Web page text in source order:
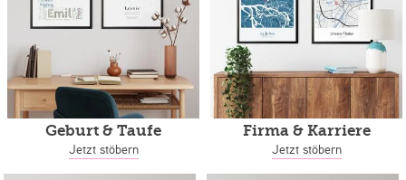
Geburt & Taufe
Jetzt stöbern
Firma & Karriere
Jetzt stöbern